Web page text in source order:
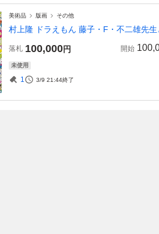
美術品 版画 その他
村上隆 ドラえもん 藤子・F・不二雄先
落札 100,000円 開始
未使用
1 3/9 21:44終了